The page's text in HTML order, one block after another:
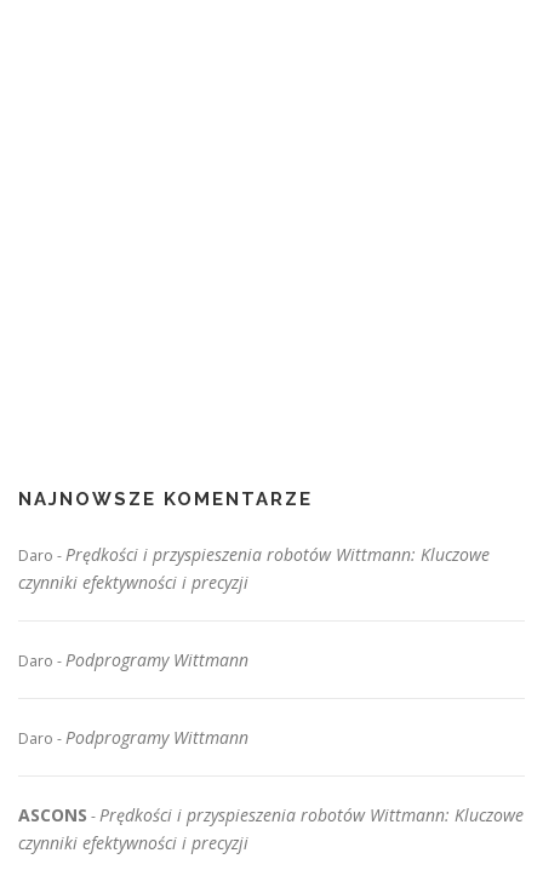
NAJNOWSZE KOMENTARZE
Daro - Prędkości i przyspieszenia robotów Wittmann: Kluczowe
czynniki efektywności i precyzji
Daro - Podprogramy Wittmann
Daro - Podprogramy Wittmann
ASCONS - Prędkości i przyspieszenia robotów Wittmann: Kluczowe
czynniki efektywności i precyzji